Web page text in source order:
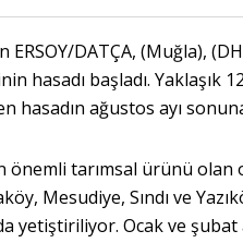
ERSOY/DATÇA, (Muğla),
hasadı başladı. Yaklaşık
hasadın ağustos ayı
önemli tarımsal ürünü olan
Mesudiye, Sındı ve
yetiştiriliyor. Ocak ve şubat